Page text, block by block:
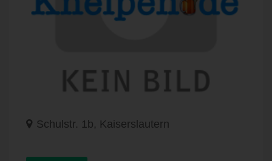
Schulstr. 1b, Kaiserslautern